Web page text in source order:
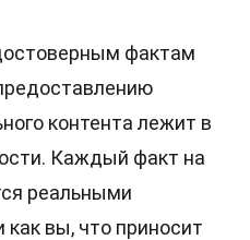
фактам
контента лежит в
Каждый факт на
реальными
как вы, что приносит